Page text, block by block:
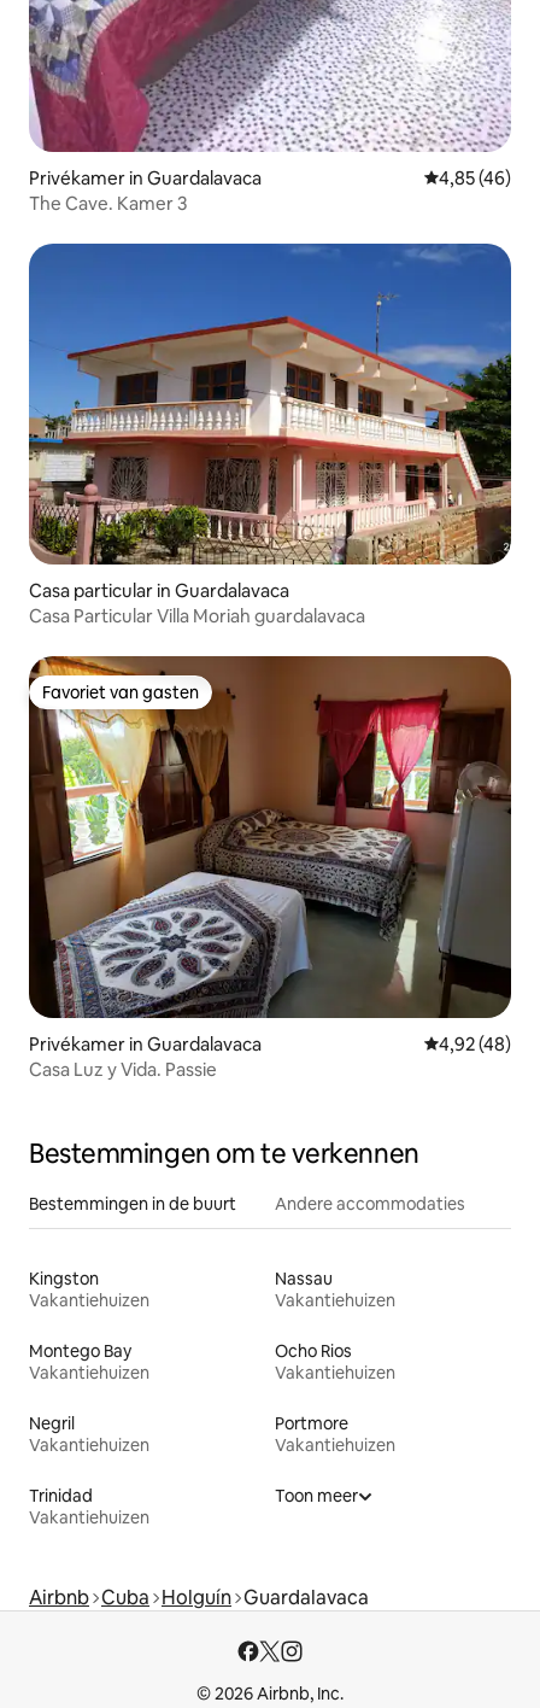
Privékamer in Guardalavaca Gemiddelde
4,85 (46)
The Cave. Kamer 3
Casa particular in Guardalavaca
Casa Particular Villa Moriah guardalavaca
Favoriet van gasten
Favoriet van gasten
Privékamer in Guardalavaca Gemiddelde
4,92 (48)
Casa Luz y Vida. Passie
Bestemmingen om te verkennen
Bestemmingen in de buurt Andere accommodaties
Kingston
Vakantiehuizen
Nassau
Vakantiehuizen
Montego Bay
Vakantiehuizen
Ocho Rios
Vakantiehuizen
Negril
Vakantiehuizen
Portmore
Vakantiehuizen
Trinidad
Vakantiehuizen
Toon meer
Airbnb Cuba Holguín Guardalavaca
© 2026 Airbnb, Inc.